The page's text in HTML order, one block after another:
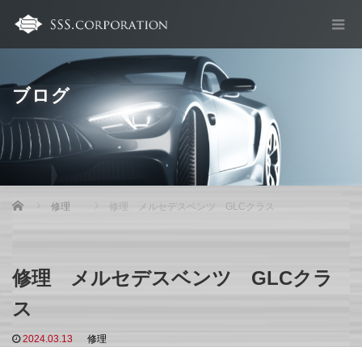
ブログ
Home 修理 修理 メルセデスベンツ GLCクラス
修理 メルセデスベンツ GLCクラ
ス
2024.03.13 修理